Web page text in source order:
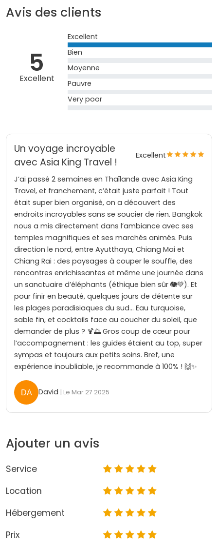
Avis des clients
5
Excellent
Excellent
Bien
Moyenne
Pauvre
Very poor
Un voyage incroyable
avec Asia King Travel !
Excellent
J’ai passé 2 semaines en Thaïlande avec Asia King
Travel, et franchement, c’était juste parfait ! Tout
était super bien organisé, on a découvert des
endroits incroyables sans se soucier de rien. Bangkok
nous a mis directement dans l’ambiance avec ses
temples magnifiques et ses marchés animés. Puis
direction le nord, entre Ayutthaya, Chiang Mai et
Chiang Rai : des paysages à couper le souffle, des
rencontres enrichissantes et même une journée dans
un sanctuaire d’éléphants (éthique bien sûr 🐘💚). Et
pour finir en beauté, quelques jours de détente sur
les plages paradisiaques du sud… Eau turquoise,
sable fin, et cocktails face au coucher du soleil, que
demander de plus ? 🍹🌅 Gros coup de cœur pour
l’accompagnement : les guides étaient au top, super
sympas et toujours aux petits soins. Bref, une
expérience inoubliable, je recommande à 100% ! 🙌✨
David | Le Mar 27 2025
Ajouter un avis
Service
Location
Hébergement
Prix